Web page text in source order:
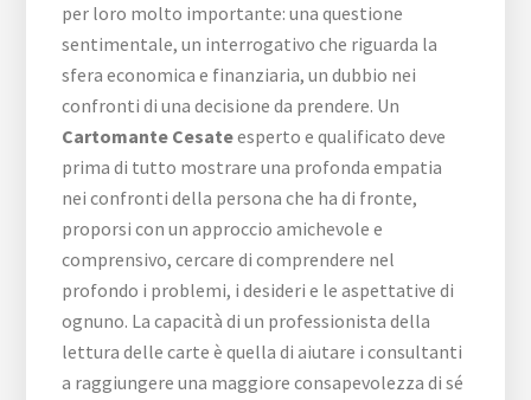
per loro molto importante: una questione
sentimentale, un interrogativo che riguarda la
sfera economica e finanziaria, un dubbio nei
confronti di una decisione da prendere. Un
Cartomante Cesateesperto e qualificato deve
prima di tutto mostrare una profonda empatia
nei confronti della persona che ha di fronte,
proporsi con un approccio amichevole e
comprensivo, cercare di comprendere nel
profondo i problemi, i desideri e le aspettative di
ognuno. La capacità di un professionista della
lettura delle carte è quella di aiutare i consultanti
a raggiungere una maggiore consapevolezza di sé